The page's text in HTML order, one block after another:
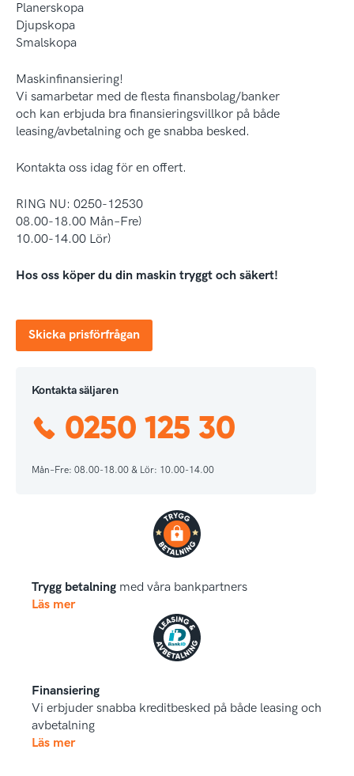
Planerskopa
Djupskopa
Smalskopa
Maskinfinansiering!
Vi samarbetar med de flesta finansbolag/banker
och kan erbjuda bra finansieringsvillkor på både
leasing/avbetalning och ge snabba besked.
Kontakta oss idag för en offert.
RING NU: 0250-12530
08.00-18.00 Mån–Fre)
10.00-14.00 Lör)
Hos oss köper du din maskin tryggt och säkert!
Skicka prisförfrågan
Kontakta säljaren
0250 125 30
Mån–Fre: 08.00-18.00 & Lör: 10.00-14.00
Trygg betalning med våra bankpartners
Läs mer
Finansiering
Vi erbjuder snabba kreditbesked på både leasing och
avbetalning
Läs mer